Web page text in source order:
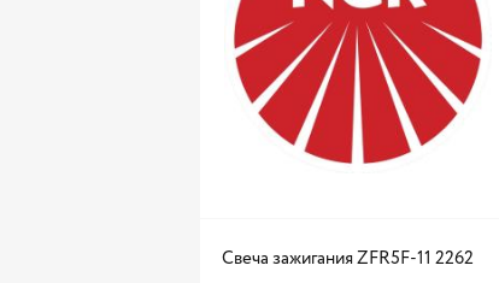
Свеча зажигания ZFR5F-11 2262